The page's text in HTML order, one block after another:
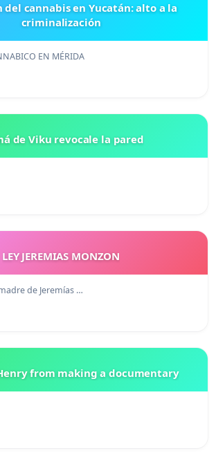
del cannabis en Yucatán: alto a la
criminalización
EN MÉRIDA
de Viku revocale la pared
LEY JEREMIAS MONZON
de Jeremías …
from making a documentary